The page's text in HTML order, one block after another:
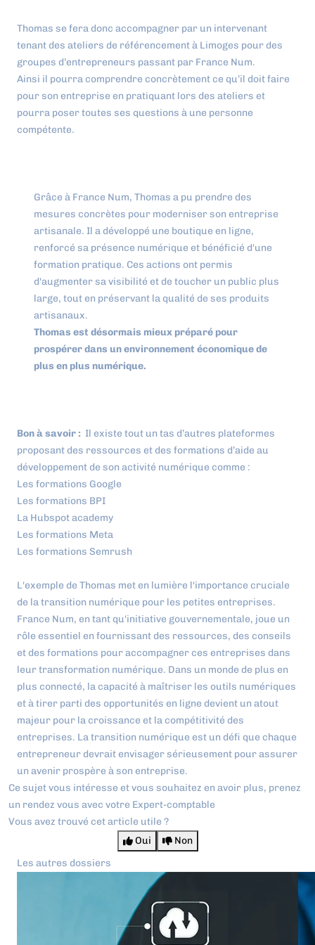
Thomas se fera donc accompagner par un intervenant
tenant des ateliers de référencement à Limoges pour des
groupes d’entrepreneurs passant par France Num.
Ainsi il pourra comprendre concrètement ce qu’il doit faire
pour son entreprise en pratiquant lors des ateliers et
pourra poser toutes ses questions à une personne
compétente.
Grâce à France Num, Thomas a pu prendre des
mesures concrètes pour moderniser son entreprise
artisanale. Il a développé une boutique en ligne,
renforcé sa présence numérique et bénéficié d'une
formation pratique. Ces actions ont permis
d'augmenter sa visibilité et de toucher un public plus
large, tout en préservant la qualité de ses produits
artisanaux.
Thomas est désormais mieux préparé pour
prospérer dans un environnement économique de
plus en plus numérique.
Bon à savoir : Il existe tout un tas d’autres plateformes
proposant des ressources et des formations d’aide au
développement de son activité numérique comme :
Les formations Google
Les formations BPI
La Hubspot academy
Les formations Meta
Les formations Semrush
L'exemple de Thomas met en lumière l'importance cruciale
de la transition numérique pour les petites entreprises.
France Num, en tant qu'initiative gouvernementale, joue un
rôle essentiel en fournissant des ressources, des conseils
et des formations pour accompagner ces entreprises dans
leur transformation numérique. Dans un monde de plus en
plus connecté, la capacité à maîtriser les outils numériques
et à tirer parti des opportunités en ligne devient un atout
majeur pour la croissance et la compétitivité des
entreprises. La transition numérique est un défi que chaque
entrepreneur devrait envisager sérieusement pour assurer
un avenir prospère à son entreprise.
Ce sujet vous intéresse et vous souhaitez en avoir plus, prenez
un rendez vous avec votre Expert-comptable
Vous avez trouvé cet article utile ?
Oui
Non
Les autres dossiers